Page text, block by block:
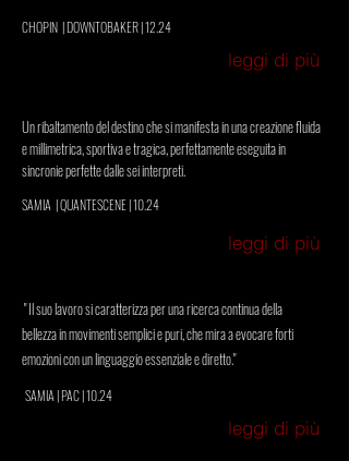
CHOPIN | DOWNTOBAKER | 12.24
leggi di più
Un ribaltamento del destino che si manifesta in una creazione fluida
e millimetrica, sportiva e tragica, perfettamente eseguita in
sincronie perfette dalle sei interpreti.
SAMIA | QUANTESCENE | 10.24
leggi di più
" Il suo lavoro si caratterizza per una ricerca continua della
bellezza in movimenti semplici e puri, che mira a evocare forti
emozioni con un linguaggio essenziale e diretto."
SAMIA | PAC | 10.24
leggi di più